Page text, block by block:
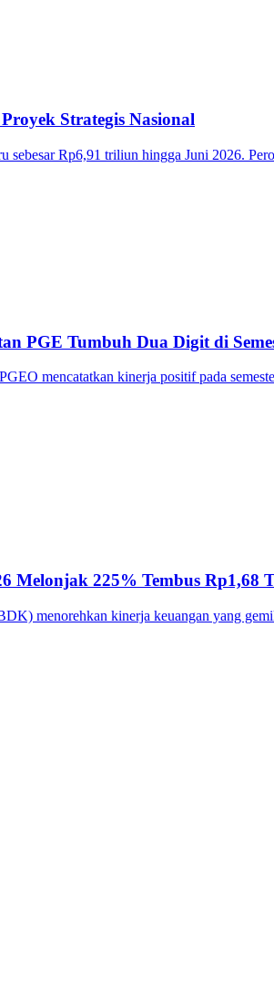
Strategis Nasional
Rp6,91 triliun hingga Juni 2026.
PGE Tumbuh Dua Digit di
mencatatkan kinerja positif pada
Melonjak 225% Tembus Rp1,68
menorehkan kinerja keuangan yang